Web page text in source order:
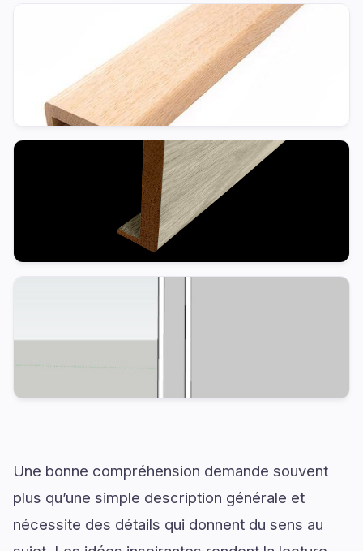
Une bonne compréhension demande souvent
plus qu’une simple description générale et
nécessite des détails qui donnent du sens au